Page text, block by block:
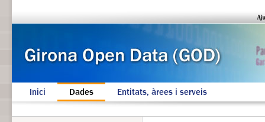
Inici Dades Entitats, àrees i serveis